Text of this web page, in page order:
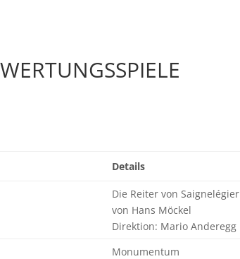
Details
Die Reiter von Saignelégier
von Hans Möckel
Direktion: Mario Anderegg
Monumentum